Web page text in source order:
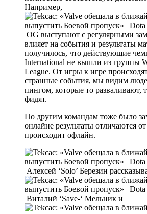
Например,
OG выступают с регулярными
влияет на события и результаты
получилось, что действующие
International не вышли из группы
League. От игры к игре
странные события, мы видим
пингом, которые то разваливают,
фидят.
По другим командам тоже было
онлайне результаты отличаются
происходит офлайн.
Алексей ‘Solo’ Березин
Виталий ‘Save-‘ Мельник и